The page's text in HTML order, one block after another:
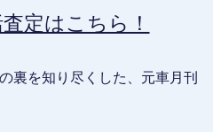
定はこちら！
裏を知り尽くした、元車月刊